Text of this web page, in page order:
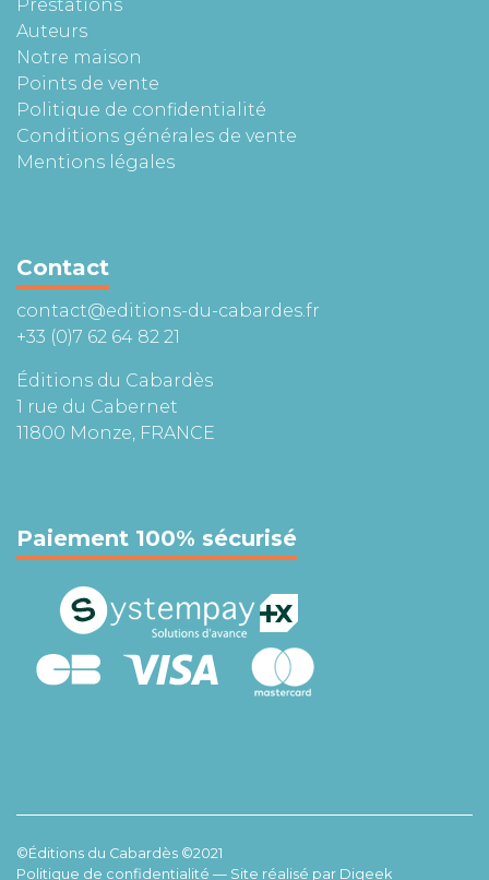
Prestations
Auteurs
Notre maison
Points de vente
Politique de confidentialité
Conditions générales de vente
Mentions légales
Contact
contact@editions-du-cabardes.fr
+33 (0)7 62 64 82 21
Éditions du Cabardès
1 rue du Cabernet
11800 Monze, FRANCE
Paiement 100% sécurisé
©Éditions du Cabardès ©2021
Politique de confidentialité — Site réalisé par Digeek